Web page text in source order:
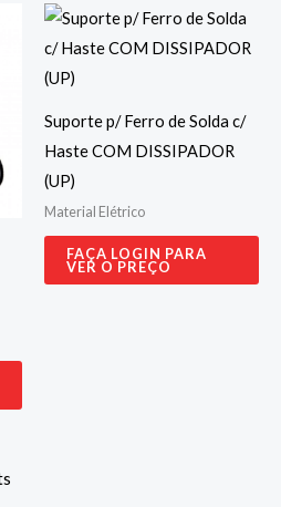
Suporte p/ Ferro de Solda c/
Haste COM DISSIPADOR
(UP)
Material Elétrico
FAÇA LOGIN PARA
VER O PREÇO